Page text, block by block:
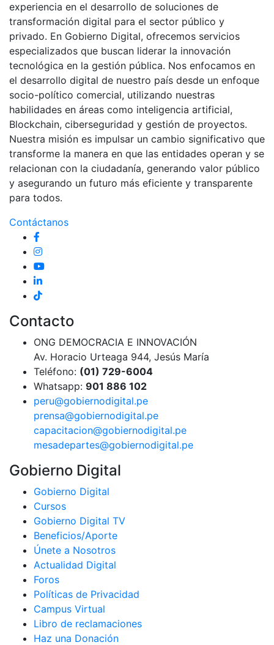
experiencia en el desarrollo de soluciones de
transformación digital para el sector público y
privado. En Gobierno Digital, ofrecemos servicios
especializados que buscan liderar la innovación
tecnológica en la gestión pública. Nos enfocamos en
el desarrollo digital de nuestro país desde un enfoque
socio-político comercial, utilizando nuestras
habilidades en áreas como inteligencia artificial,
Blockchain, ciberseguridad y gestión de proyectos.
Nuestra misión es impulsar un cambio significativo que
transforme la manera en que las entidades operan y se
relacionan con la ciudadanía, generando valor público
y asegurando un futuro más eficiente y transparente
para todos.
Contáctanos
Contacto
ONG DEMOCRACIA E INNOVACIÓN
Av. Horacio Urteaga 944, Jesús María
Teléfono: (01) 729-6004
Whatsapp: 901 886 102
peru@gobiernodigital.pe
prensa@gobiernodigital.pe
capacitacion@gobiernodigital.pe
mesadepartes@gobiernodigital.pe
Gobierno Digital
Gobierno Digital
Cursos
Gobierno Digital TV
Beneficios/Aporte
Únete a Nosotros
Actualidad Digital
Foros
Políticas de Privacidad
Campus Virtual
Libro de reclamaciones
Haz una Donación